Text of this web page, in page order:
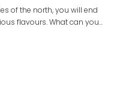
of the north, you will end
flavours. What can you...